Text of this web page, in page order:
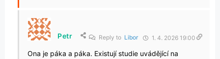
Petr Reply to Libor 1. 4. 2026 19:00
Ona je páka a páka. Existují studie uvádějící na